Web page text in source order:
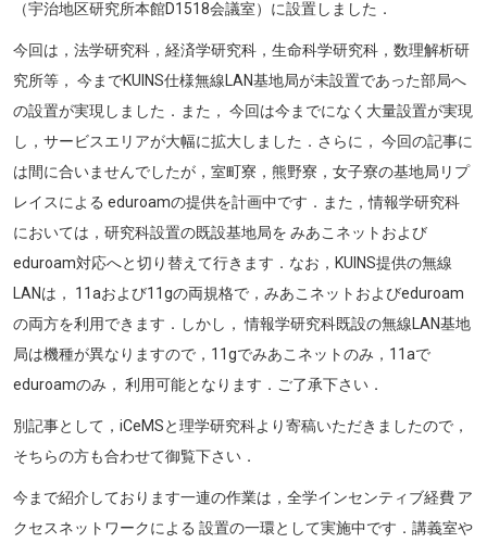
（宇治地区研究所本館D1518会議室）に設置しました．
今回は，法学研究科，経済学研究科，生命科学研究科，数理解析研
究所等， 今までKUINS仕様無線LAN基地局が未設置であった部局へ
の設置が実現しました．また， 今回は今までになく大量設置が実現
し，サービスエリアが大幅に拡大しました．さらに， 今回の記事に
は間に合いませんでしたが，室町寮，熊野寮，女子寮の基地局リプ
レイスによる eduroamの提供を計画中です．また，情報学研究科
においては，研究科設置の既設基地局を みあこネットおよび
eduroam対応へと切り替えて行きます．なお，KUINS提供の無線
LANは， 11aおよび11gの両規格で，みあこネットおよびeduroam
の両方を利用できます．しかし， 情報学研究科既設の無線LAN基地
局は機種が異なりますので，11gでみあこネットのみ，11aで
eduroamのみ， 利用可能となります．ご了承下さい．
別記事として，iCeMSと理学研究科より寄稿いただきましたので，
そちらの方も合わせて御覧下さい．
今まで紹介しております一連の作業は，全学インセンティブ経費 ア
クセスネットワークによる 設置の一環として実施中です．講義室や